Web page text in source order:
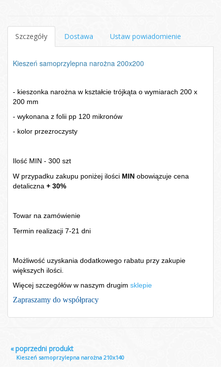
Szczegóły Dostawa Ustaw powiadomienie
Kieszeń samoprzylepna narożna 200x200
- kieszonka narożna w kształcie trójkąta o wymiarach 200 x
200 mm
- wykonana z folii pp 120 mikronów
- kolor przezroczysty
Ilość MIN - 300 szt
W przypadku zakupu poniżej ilości MIN obowiązuje cena
detaliczna + 30%
Towar na zamówienie
Termin realizacji 7-21 dni
Możliwość uzyskania dodatkowego rabatu przy zakupie
większych ilości.
Więcej szczegółów w naszym drugim sklepie
Zapraszamy do współpracy
«poprzedni produkt
Kieszeń samoprzylepna narożna 210x140